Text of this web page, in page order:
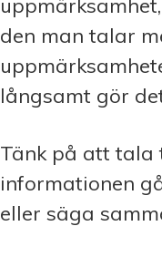
den man talar
långsamt gör
Tänk på att tala
informationen
eller säga